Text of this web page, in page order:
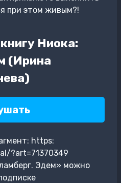
при этом живым?!
Ниока:
(Ирина
https:
?art=71370349
Эдем» можно